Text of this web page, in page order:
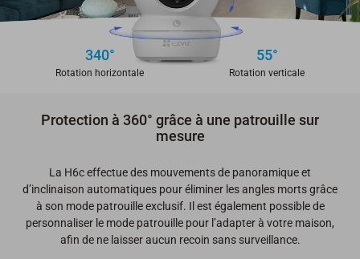
340°
Rotation horizontale
55°
Rotation verticale
Protection à 360° grâce à une patrouille sur
mesure
La H6c effectue des mouvements de panoramique et
d’inclinaison automatiques pour éliminer les angles morts grâce
à son mode patrouille exclusif. Il est également possible de
personnaliser le mode patrouille pour l’adapter à votre maison,
afin de ne laisser aucun recoin sans surveillance.